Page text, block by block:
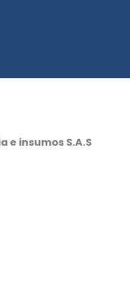
e insumos S.A.S